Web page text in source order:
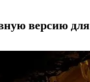
версию